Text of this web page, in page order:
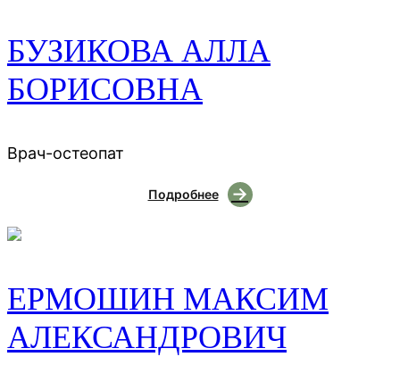
БУЗИКОВА АЛЛА
БОРИСОВНА
Врач-остеопат
Подробнее
ЕРМОШИН МАКСИМ
АЛЕКСАНДРОВИЧ